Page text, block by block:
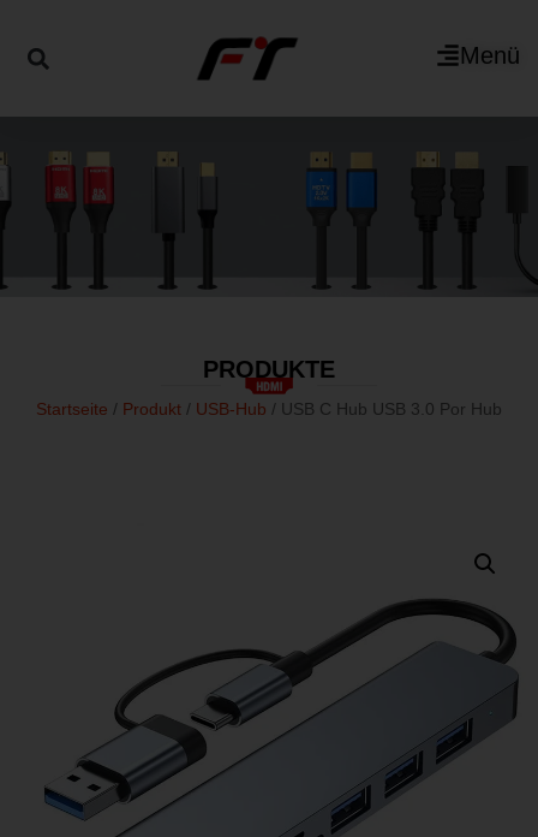
Menü
PRODUKTE
Startseite / Produkt / USB-Hub / USB C Hub USB 3.0 Por Hub